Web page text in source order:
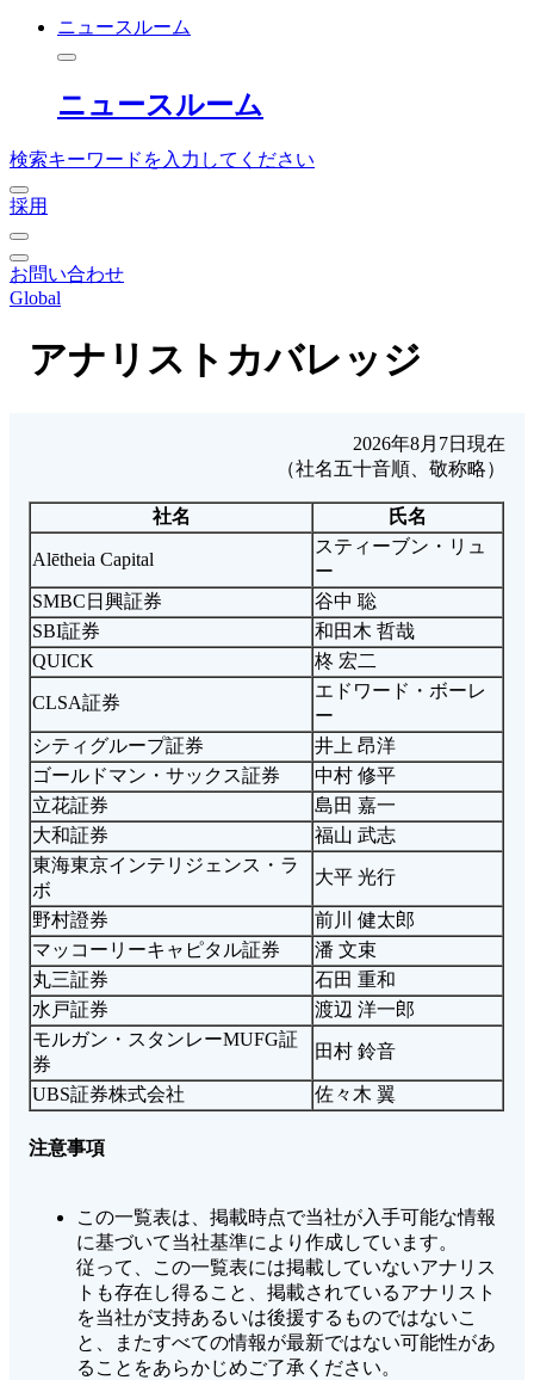
ニュースルーム
ニュースルーム
検索キーワードを入力してください
採用
お問い合わせ
Global
アナリストカバレッジ
2026年8月7日現在
（社名五十音順、敬称略）
社名 氏名
Alētheia Capital
スティーブン・リュ
ー
SMBC日興証券
谷中 聡
SBI証券
和田木 哲哉
QUICK
柊 宏二
CLSA証券
エドワード・ボーレ
ー
シティグループ証券
井上 昂洋
ゴールドマン・サックス証券
中村 修平
立花証券
島田 嘉一
大和証券
福山 武志
東海東京インテリジェンス・ラ
ボ
大平 光行
野村證券
前川 健太郎
マッコーリーキャピタル証券
潘 文束
丸三証券
石田 重和
水戸証券
渡辺 洋一郎
モルガン・スタンレーMUFG証
券
田村 鈴音
UBS証券株式会社 佐々木 翼
注意事項
この一覧表は、掲載時点で当社が入手可能な情報
に基づいて当社基準により作成しています。
従って、この一覧表には掲載していないアナリス
トも存在し得ること、掲載されているアナリスト
を当社が支持あるいは後援するものではないこ
と、またすべての情報が最新ではない可能性があ
ることをあらかじめご了承ください。